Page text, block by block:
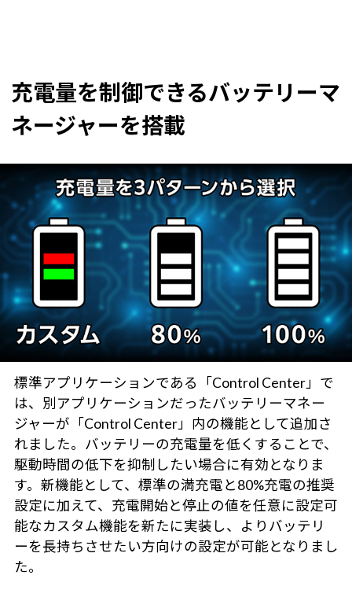
充電量を制御できるバッテリーマ
ネージャーを搭載
標準アプリケーションである「Control Center」で
は、別アプリケーションだったバッテリーマネー
ジャーが「Control Center」内の機能として追加さ
れました。バッテリーの充電量を低くすることで、
駆動時間の低下を抑制したい場合に有効となりま
す。新機能として、標準の満充電と80%充電の推奨
設定に加えて、充電開始と停止の値を任意に設定可
能なカスタム機能を新たに実装し、よりバッテリ
ーを長持ちさせたい方向けの設定が可能となりまし
た。